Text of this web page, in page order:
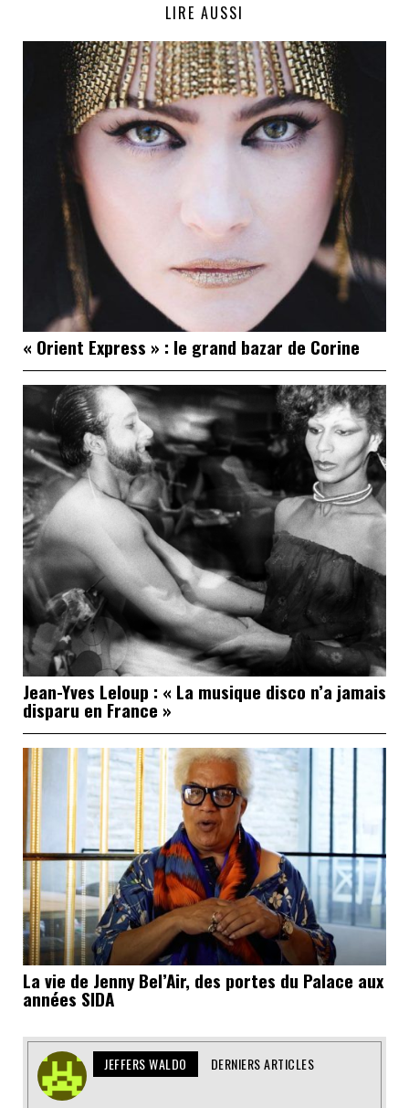
LIRE AUSSI
« Orient Express » : le grand bazar de Corine
Jean-Yves Leloup : « La musique disco n’a jamais
disparu en France »
La vie de Jenny Bel’Air, des portes du Palace aux
années SIDA
JEFFERS WALDO DERNIERS ARTICLES